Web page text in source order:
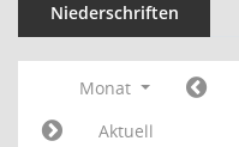
Niederschriften
Monat
Aktuell